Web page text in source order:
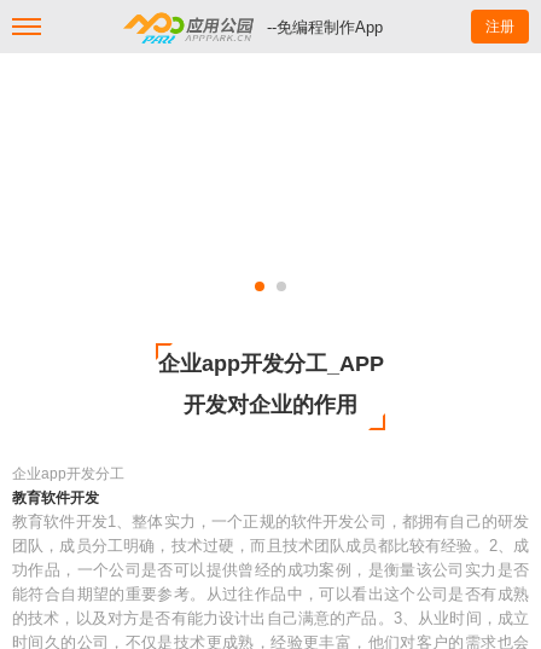
--免编程制作App 注册
企业app开发分工_APP
开发对企业的作用
企业app开发分工
教育软件开发
教育软件开发1、整体实力，一个正规的软件开发公司，都拥有自己的研发
团队，成员分工明确，技术过硬，而且技术团队成员都比较有经验。2、成
功作品，一个公司是否可以提供曾经的成功案例，是衡量该公司实力是否
能符合自期望的重要参考。从过往作品中，可以看出这个公司是否有成熟
的技术，以及对方是否有能力设计出自己满意的产品。3、从业时间，成立
时间久的公司，不仅是技术更成熟，经验更丰富，他们对客户的需求也会